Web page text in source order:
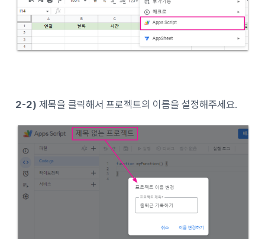
2-2) 제목을 클릭해서 프로젝트의 이름을 설정해주세요.